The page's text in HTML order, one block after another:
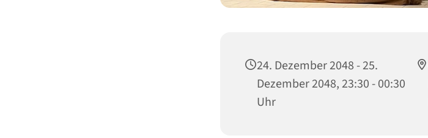
24. Dezember 2048 - 25.
Dezember 2048, 23:30 - 00:30
Uhr